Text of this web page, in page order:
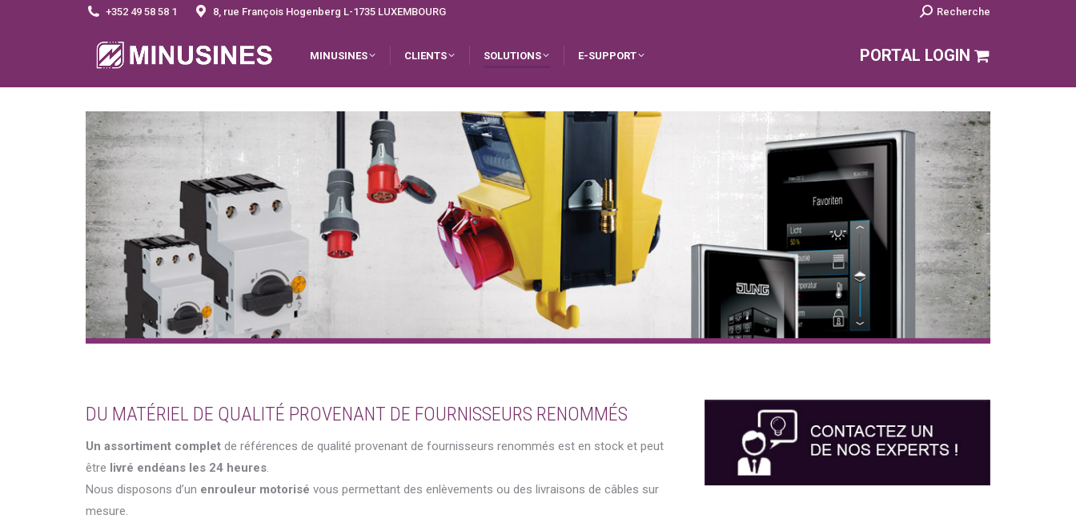
+352 49 58 58 1 8, rue François Hogenberg L-1735 LUXEMBOURG Search:Recherche
MINUSINES CLIENTS SOLUTIONS E-SUPPORT PORTAL LOGIN
DU MATÉRIEL DE QUALITÉ PROVENANT DE FOURNISSEURS RENOMMÉS
Un assortiment complet de références de qualité provenant de fournisseurs renommés est en stock et peut
être livré endéans les 24 heures.
Nous disposons d’un enrouleur motorisé vous permettant des enlèvements ou des livraisons de câbles sur
mesure.